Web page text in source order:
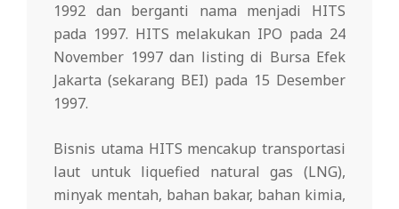
1992 dan berganti nama menjadi HITS
pada 1997. HITS melakukan IPO pada 24
November 1997 dan listing di Bursa Efek
Jakarta (sekarang BEI) pada 15 Desember
1997.
Bisnis utama HITS mencakup transportasi
laut untuk liquefied natural gas (LNG),
minyak mentah, bahan bakar, bahan kimia,